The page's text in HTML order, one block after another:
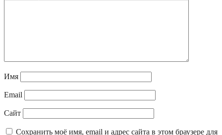
Имя
Email
Сайт
Сохранить моё имя, email и адрес сайта в этом браузере для